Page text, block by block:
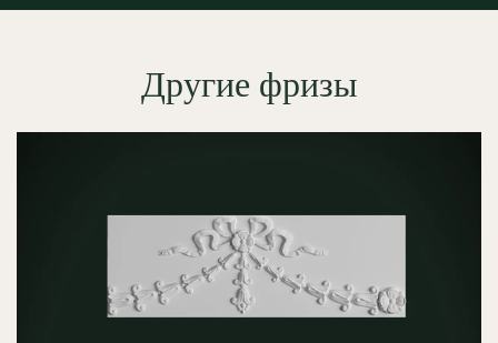
Другие фризы